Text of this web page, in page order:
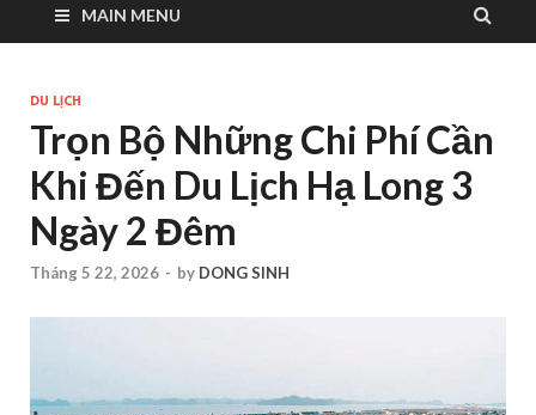
MAIN MENU
DU LỊCH
Trọn Bộ Những Chi Phí Cần
Khi Đến Du Lịch Hạ Long 3
Ngày 2 Đêm
Tháng 5 22, 2026 - by DONG SINH